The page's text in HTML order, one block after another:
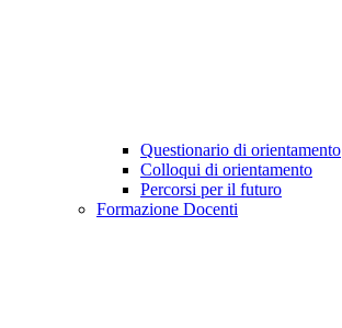
Questionario di orientamento
Colloqui di orientamento
Percorsi per il futuro
Formazione Docenti